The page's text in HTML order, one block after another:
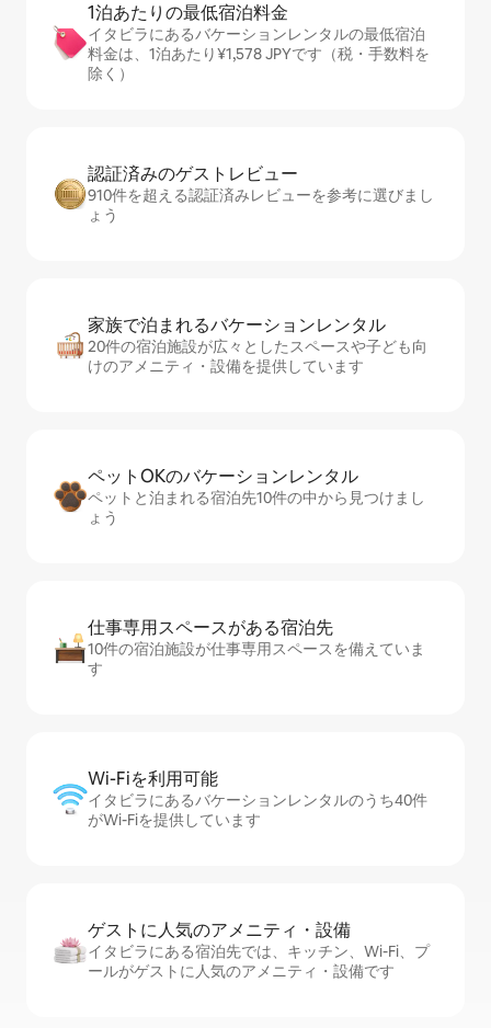
1泊あたりの最⁠低⁠宿⁠泊⁠料⁠金
イタビラにあるバケーションレンタルの最低宿泊
料金は、1泊あたり¥1,578 JPYです（税・手数料を
除く）
認証済みのゲ⁠ス⁠ト⁠レ⁠ビ⁠ュ⁠ー
910件を超える認証済みレビューを参考に選びまし
ょう
家族で泊まれるバ⁠ケ⁠ー⁠シ⁠ョ⁠ンレ⁠ン⁠タ⁠ル
20件の宿泊施設が広々としたスペースや子ども向
けのアメニティ・設備を提供しています
ペットOKのバ⁠ケ⁠ー⁠シ⁠ョ⁠ンレ⁠ン⁠タ⁠ル
ペットと泊まれる宿泊先10件の中から見つけまし
ょう
仕事専用ス⁠ペ⁠ー⁠スがあ⁠る宿⁠泊⁠先
10件の宿泊施設が仕事専用スペースを備えていま
す
Wi-Fiを利⁠用⁠可⁠能
イタビラにあるバケーションレンタルのうち40件
がWi-Fiを提供しています
ゲストに人⁠気⁠のア⁠メ⁠ニ⁠テ⁠ィ・設⁠備
イタビラにある宿泊先では、キッチン、Wi-Fi、プ
ールがゲストに人気のアメニティ・設備です